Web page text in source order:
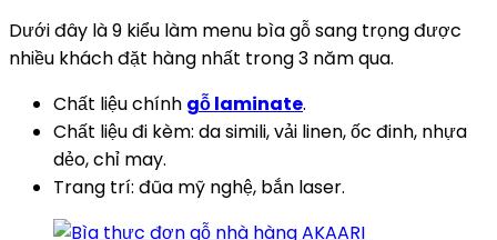
Dưới đây là 9 kiểu làm menu bìa gỗ sang trọng được
nhiều khách đặt hàng nhất trong 3 năm qua.
Chất liệu chính gỗ laminate.
Chất liệu đi kèm: da simili, vải linen, ốc đinh, nhựa
dẻo, chỉ may.
Trang trí: đũa mỹ nghệ, bắn laser.